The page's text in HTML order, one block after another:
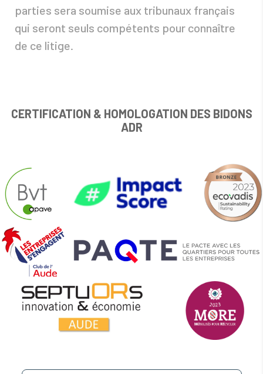
parties sera soumise aux tribunaux français
qui seront seuls compétents pour connaître
de ce litige.
CERTIFICATION & HOMOLOGATION DES BIDONS
ADR